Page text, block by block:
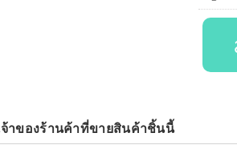
าของร้านค้าที่ขายสินค้าชิ้นนี้